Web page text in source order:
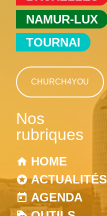
NAMUR-LUX
TOURNAI
CHURCH4YOU
Nos
rubriques
HOME
ACTUALITÉS
AGENDA